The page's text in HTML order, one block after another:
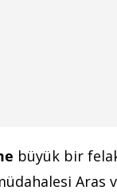
büyük bir